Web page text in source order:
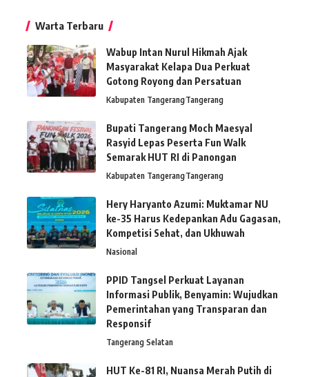
Warta Terbaru
Wabup Intan Nurul Hikmah Ajak
Masyarakat Kelapa Dua Perkuat
Gotong Royong dan Persatuan
Kabupaten TangerangTangerang
Bupati Tangerang Moch Maesyal
Rasyid Lepas Peserta Fun Walk
Semarak HUT RI di Panongan
Kabupaten TangerangTangerang
Hery Haryanto Azumi: Muktamar NU
ke-35 Harus Kedepankan Adu Gagasan,
Kompetisi Sehat, dan Ukhuwah
Nasional
PPID Tangsel Perkuat Layanan
Informasi Publik, Benyamin: Wujudkan
Pemerintahan yang Transparan dan
Responsif
Tangerang Selatan
HUT Ke-81 RI, Nuansa Merah Putih di